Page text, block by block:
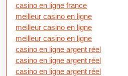
casino en ligne france
meilleur casino en ligne
meilleur casino en ligne
meilleur casino en ligne
casino en ligne argent réel
casino en ligne argent réel
casino en ligne argent réel